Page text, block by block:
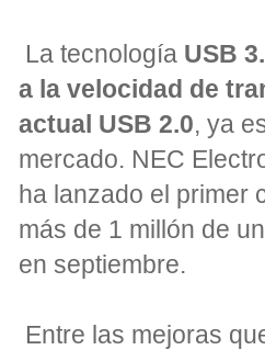
La tecnología USB
a la velocidad de
actual USB 2.0, ya
mercado. NEC
ha lanzado el primer
más de 1 millón de
en septiembre.
Entre las mejoras